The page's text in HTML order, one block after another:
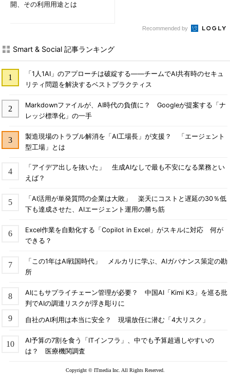
開、その利用用途とは
Recommended by
Smart & Social 記事ランキング
「1人1AI」のアプローチは破綻する――チームでAI共有時のセキュ
リティ問題を解決するベストプラクティス
Markdownファイルが、AI時代の負債に？ Googleが提案する「ナ
レッジ標準化」の一手
製造現場のトラブル解消を「AI工場長」が支援？ 「エージェント
型工場」とは
「アイデア出しを抜いた」 生成AIなしで最も不安になる業務とい
えば？
「AI活用が単発質問の企業は大敗」 楽天にコストと遅延の30％低
下も達成させた、AIエージェント運用の勝ち筋
Excel作業を自動化する「Copilot in Excel」がスキルに対応 何が
できる？
「この1年はAI戦国時代」 メルカリに学ぶ、AIガバナンス策定の勘
所
AIにもサプライチェーン管理が必要？ 中国AI「Kimi K3」を巡る批
判でAIの調達リスクが浮き彫りに
自社のAI利用は本当に安全？ 現場放任に潜む「4大リスク」
AI予算の7割を食う「ITインフラ」、中でも予算超過しやすいの
は？ 医療機関調査
Copyright © ITmedia Inc. All Rights Reserved.